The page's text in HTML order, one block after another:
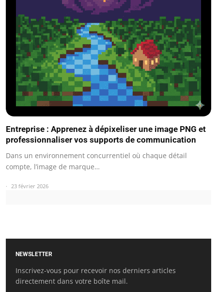
Entreprise : Apprenez à dépixeliser une image PNG et
professionnaliser vos supports de communication
Dans un environnement concurrentiel où chaque détail
compte, l’image de marque…
23 février 2026
NEWSLETTER
Inscrivez-vous pour recevoir nos derniers articles
directement dans votre boîte mail.